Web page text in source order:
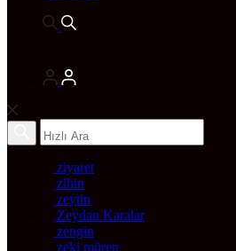
ziyaret
zihin
zeytin
Zeydan Karalar
zengin
zeki müren